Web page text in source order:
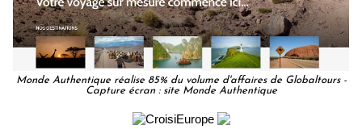
Monde Authentique réalise 85% du volume d'affaires de Globaltours -
Capture écran : site Monde Authentique